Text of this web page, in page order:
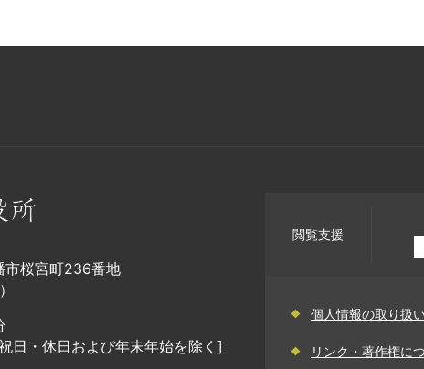
市桜宮町236番地
日・休日および年末年始を除く]
閲覧支援
個人情報の取り扱
リンク・著作権に